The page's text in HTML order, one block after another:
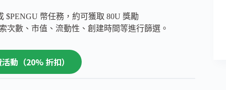
幣任務，約可獲取 80U 獎勵
次數、市值、流動性、創建時間等進行篩選。
動（20% 折扣）